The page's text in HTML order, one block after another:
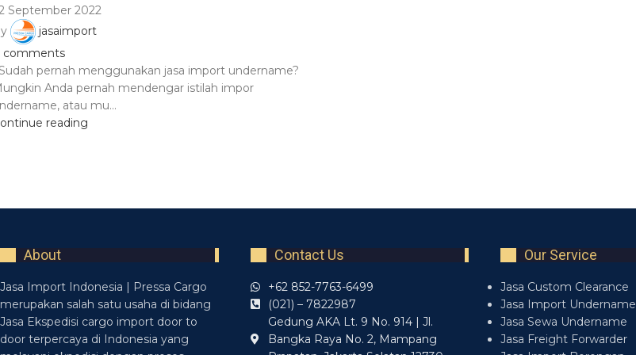
September 2022
jasaimport
comments
pernah menggunakan jasa import undername?
Anda pernah mendengar istilah impor
atau mu...
reading
About
Jasa Import Indonesia | Pressa Cargo
merupakan salah satu usaha di bidang
Jasa Ekspedisi cargo import door to
door terpercaya di Indonesia yang
Contact Us
+62 852-7763-6499
(021) – 7822987
Gedung AKA Lt. 9 No. 914 | Jl.
Bangka Raya No. 2, Mampang
Our Service
Jasa Custom Clearance
Jasa Import Undername
Jasa Sewa Undername
Jasa Freight Forwarder